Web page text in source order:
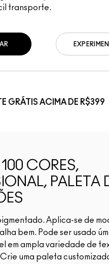
transporte.
GRÁTIS ACIMA DE R$399
CORES,
PALETA
Aplica-se de
bem. Pode ser usado
em ampla variedade de
uma paleta